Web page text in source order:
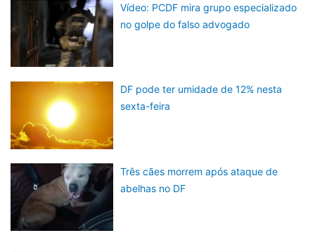
Vídeo: PCDF mira grupo especializado
no golpe do falso advogado
DF pode ter umidade de 12% nesta
sexta-feira
Três cães morrem após ataque de
abelhas no DF